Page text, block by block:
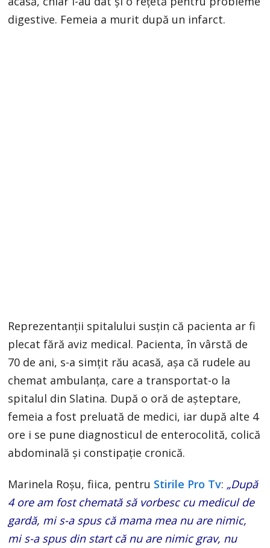
digestive. Femeia a murit după un infarct.
Reprezentanţii spitalului susţin că pacienta ar fi
plecat fără aviz medical. Pacienta, în vârstă de
70 de ani, s-a simţit rău acasă, aşa că rudele au
chemat ambulanţa, care a transportat-o la
spitalul din Slatina. După o oră de aşteptare,
femeia a fost preluată de medici, iar după alte 4
ore i se pune diagnosticul de enterocolită, colică
abdominală şi constipaţie cronică.
Marinela Roșu, fiica, pentru Stirile Pro Tv: „După
4 ore am fost chemată să vorbesc cu medicul de
gardă, mi s-a spus că mama mea nu are nimic,
mi s-a spus din start că nu are nimic grav, nu